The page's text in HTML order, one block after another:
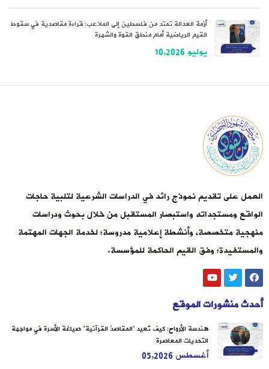
أزمة العدالة تمتد من فلسطين إلى الملاعب: قراءة مقاصدية في سقوط
القيم الرياضية أمام منطق القوة والشهرة
يوليو 10,2026
العمل على تقديم نموذج رائد في الدراسات الشرعية لتلبية حاجات
الواقع ومستجداته واستبصار المستقبل من خلال بحوث ودراسات
منهجية متخصصة، وأنشطة إعلامية مدروسة؛ لخدمة الجهات المهتمة
والمستفيدة؛ وفق القيم الحاكمة للمؤسسة.
أحدث منشورات الموقع
هندسة الأرواح: كيف تُعيد “المقاصدُ القرآنية” صياغةَ الأسرة في مواجهة
التحديات المعاصرة
أغسطس 05,2026